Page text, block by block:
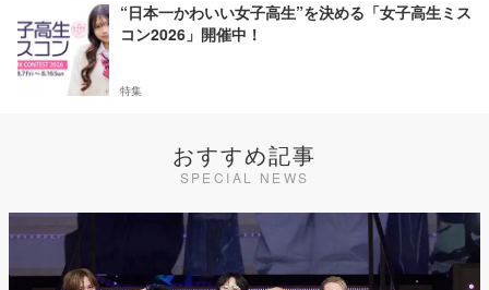
“日本一かわいい女子高生”を決める「女子高生ミス
コン2026」開催中！
特集
おすすめ記事
SPECIAL NEWS